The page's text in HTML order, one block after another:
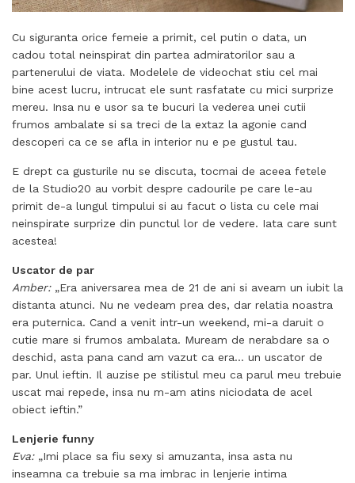
Cu siguranta orice femeie a primit, cel putin o data, un
cadou total neinspirat din partea admiratorilor sau a
partenerului de viata. Modelele de videochat stiu cel mai
bine acest lucru, intrucat ele sunt rasfatate cu mici surprize
mereu. Insa nu e usor sa te bucuri la vederea unei cutii
frumos ambalate si sa treci de la extaz la agonie cand
descoperi ca ce se afla in interior nu e pe gustul tau.
E drept ca gusturile nu se discuta, tocmai de aceea fetele
de la Studio20 au vorbit despre cadourile pe care le-au
primit de-a lungul timpului si au facut o lista cu cele mai
neinspirate surprize din punctul lor de vedere. Iata care sunt
acestea!
Uscator de par
Amber:„Era aniversarea mea de 21 de ani si aveam un iubit la
distanta atunci. Nu ne vedeam prea des, dar relatia noastra
era puternica. Cand a venit intr-un weekend, mi-a daruit o
cutie mare si frumos ambalata. Muream de nerabdare sa o
deschid, asta pana cand am vazut ca era… un uscator de
par. Unul ieftin. Il auzise pe stilistul meu ca parul meu trebuie
uscat mai repede, insa nu m-am atins niciodata de acel
obiect ieftin.”
Lenjerie funny
Eva:„Imi place sa fiu sexy si amuzanta, insa asta nu
inseamna ca trebuie sa ma imbrac in lenjerie intima